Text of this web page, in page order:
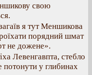
свою
я тут Меншикова
порядний шмат
не дожене».
Левенгавпта, стебло
потонути у глибинах